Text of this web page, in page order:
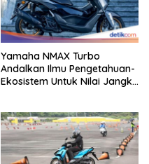
Yamaha NMAX Turbo
Andalkan Ilmu Pengetahuan-
Ekosistem Untuk Nilai Jangka